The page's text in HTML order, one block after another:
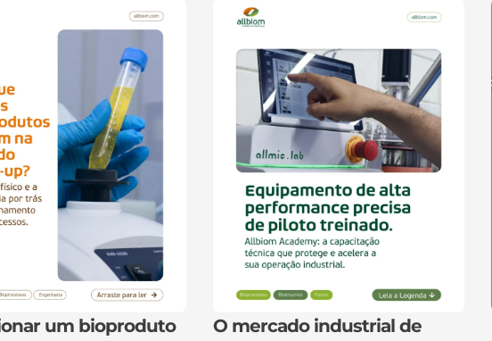
um bioproduto
O mercado industrial de